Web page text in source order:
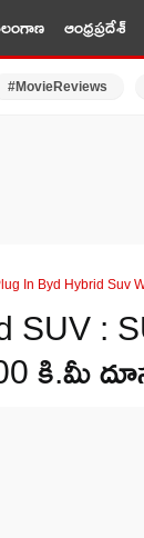
ఆంధ్రప్రదేశ్
#MovieReviews
In Byd Hybrid Suv
SUV :
కి.మీ